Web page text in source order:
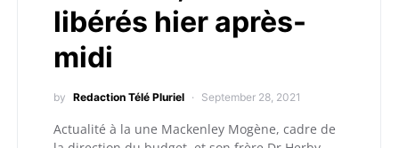
libérés hier après-
midi
by Redaction Télé Pluriel September 28, 2021
Actualité à la une Mackenley Mogène, cadre de